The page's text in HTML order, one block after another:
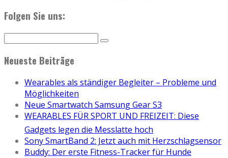
Folgen Sie uns:
Neueste Beiträge
Wearables als ständiger Begleiter – Probleme und
Möglichkeiten
Neue Smartwatch Samsung Gear S3
WEARABLES FÜR SPORT UND FREIZEIT: Diese
Gadgets legen die Messlatte hoch
Sony SmartBand 2: Jetzt auch mit Herzschlagsensor
Buddy: Der erste Fitness-Tracker für Hunde